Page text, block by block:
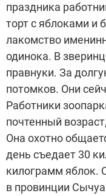
праздника
торт с яблоками и
лакомство
одинока. В
правнуки. За
потомков. Они
Работники
почтенный
Она охотно
день съедает 30
килограмм яблок.
в провинции